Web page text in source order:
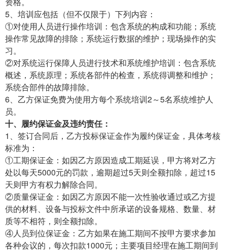
5、培训应包括（但不仅限于）下列内容：
①对使用人员进行操作培训：包含系统的构成和功能；系统
操作常见故障的排除；系统运行数据的维护；现场操作的实
习。
②对系统运行保障人员进行技术和系统维护培训：包含系统
概述，系统原理；系统各部件的检查，系统得调整和维护；
系统合部件的故障排除。
6、乙方保证免费为使用方每个系统培训2～5名系统维护人
员。
十、履约保证金及违约责任：
1、签订合同后，乙方投标保证金作为履约保证金，具体考核
标准为：
①工期保证金：如因乙方原因造成工期延误，甲方将对乙方
处以每天5000元的罚款，逾期超过5天则全额扣除，超过15
天则甲方有权力解除合同。
②质量保证金：如因乙方原因不能一次性验收通过或乙方提
供的材料、设备与投标文件中所承诺的设备规格、数量、材
质等不相符，则全额扣除。
④人员到位保证金：乙方如果在施工期间不按甲方要求参加
各种会议的，每次扣款1000元；主要项目经理在施工期间到